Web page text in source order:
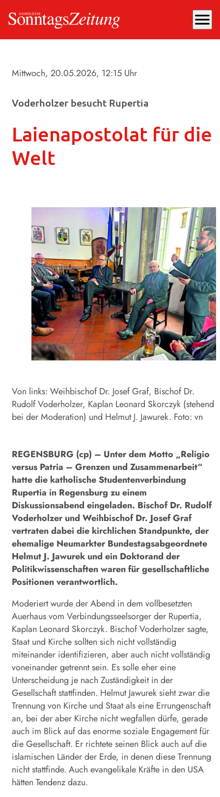
menu
Mittwoch, 20.05.2026, 12:15 Uhr
Voderholzer besucht Rupertia
Laienapostolat für die
Welt
Von links: Weihbischof Dr. Josef Graf, Bischof Dr.
Rudolf Voderholzer, Kaplan Leonard Skorczyk (stehend
bei der Moderation) und Helmut J. Jawurek. Foto: vn
REGENSBURG (cp) – Unter dem Motto „Religio
versus Patria – Grenzen und Zusammenarbeit“
hatte die katholische Studentenverbindung
Rupertia in Regensburg zu einem
Diskussionsabend eingeladen. Bischof Dr. Rudolf
Voderholzer und Weihbischof Dr. Josef Graf
vertraten dabei die kirchlichen Standpunkte, der
ehemalige Neumarkter Bundestagsabgeordnete
Helmut J. Jawurek und ein Doktorand der
Politikwissenschaften waren für gesellschaftliche
Positionen verantwortlich.
Moderiert wurde der Abend in dem vollbesetzten
Auerhaus vom Verbindungsseelsorger der Rupertia,
Kaplan Leonard Skorczyk. Bischof Voderholzer sagte,
Staat und Kirche sollten sich nicht vollständig
miteinander identifizieren, aber auch nicht vollständig
voneinander getrennt sein. Es solle eher eine
Unterscheidung je nach Zuständigkeit in der
Gesellschaft stattfinden. Helmut Jawurek sieht zwar die
Trennung von Kirche und Staat als eine Errungenschaft
an, bei der aber Kirche nicht wegfallen dürfe, gerade
auch im Blick auf das enorme soziale Engagement für
die Gesellschaft. Er richtete seinen Blick auch auf die
islamischen Länder der Erde, in denen diese Trennung
nicht stattfinde. Auch evangelikale Kräfte in den USA
hätten Tendenz dazu.